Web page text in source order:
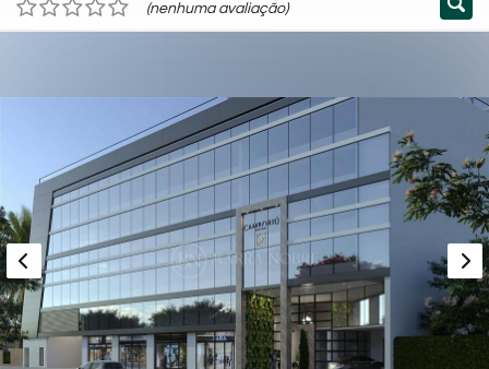
(nenhuma avaliação)